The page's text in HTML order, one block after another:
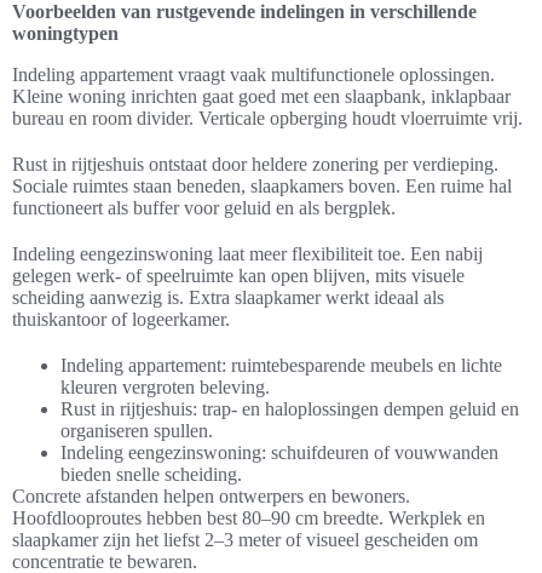
Voorbeelden van rustgevende indelingen in verschillende
woningtypen
Indeling appartement vraagt vaak multifunctionele oplossingen.
Kleine woning inrichten gaat goed met een slaapbank, inklapbaar
bureau en room divider. Verticale opberging houdt vloerruimte vrij.
Rust in rijtjeshuis ontstaat door heldere zonering per verdieping.
Sociale ruimtes staan beneden, slaapkamers boven. Een ruime hal
functioneert als buffer voor geluid en als bergplek.
Indeling eengezinswoning laat meer flexibiliteit toe. Een nabij
gelegen werk- of speelruimte kan open blijven, mits visuele
scheiding aanwezig is. Extra slaapkamer werkt ideaal als
thuiskantoor of logeerkamer.
Indeling appartement: ruimtebesparende meubels en lichte
kleuren vergroten beleving.
Rust in rijtjeshuis: trap- en haloplossingen dempen geluid en
organiseren spullen.
Indeling eengezinswoning: schuifdeuren of vouwwanden
bieden snelle scheiding.
Concrete afstanden helpen ontwerpers en bewoners.
Hoofdlooproutes hebben best 80–90 cm breedte. Werkplek en
slaapkamer zijn het liefst 2–3 meter of visueel gescheiden om
concentratie te bewaren.